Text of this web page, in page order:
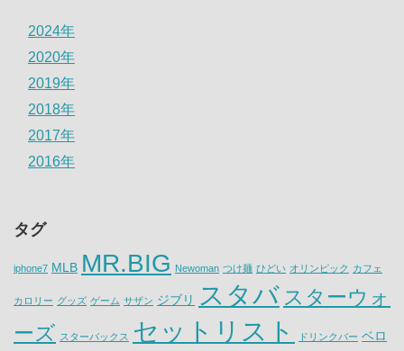
2024年
2020年
2019年
2018年
2017年
2016年
タグ
iphone7 MLB MR.BIG Newoman つけ麺 ひどい オリンピック カフェ
カロリー グッズ ゲーム サザン ジブリ スタバ スターウォ
ーズ スターバックス セットリスト ドリンクバー ベロ